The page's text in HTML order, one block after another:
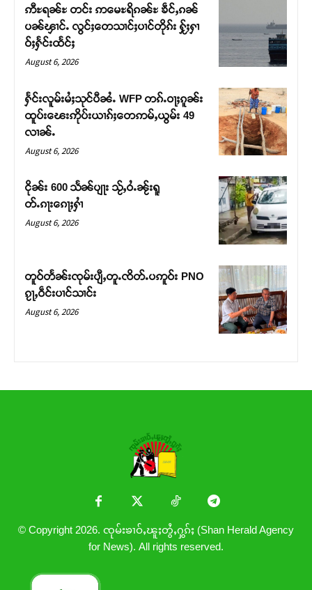
ဢီႊရၼ်ႊ တင်း ဢမေႊရိၵၼ်ႊ ၶဵင်ႇၵၼ်
ပၼ်ၾၢင်ႉ လွင်ႈတေသၢင်ႈပၢင်တိုၵ်း ႁႂ်ႈႁၢ
ဝ်ႈႁႅင်းထႅင်ႈ
August 6, 2026
ႁႅင်းလူမ်းမႆႈသုင်ပီၼႆႉ WFP တၵ်ႉဝႃႈၵူၼ်း
ထူပ်းၽေးဢိုပ်းယၢၵ်ႈတေဢမ်ႇယွမ်း 49
လၢၼ်ႉ
August 6, 2026
ငိုၼ်း 600 သႅၼ်ပျႃး သႂ်ႇဝႆႉၼႂ်းရူ
တ်ႉၵႃးၵေႃႈႁၢႆ
August 6, 2026
တူဝ်တႅၼ်းၸုမ်းပျီႇတူႉၸိတ်ႉပဢူဝ်း PNO
ၵႂႃႇဝဵင်းပၢင်သၢင်း
August 6, 2026
© Copyright 2026. ၸုမ်းၶၢဝ်ႇၽူႈတွႆႇႁွၵ်ႈ (Shan Herald Agency
for News). All rights reserved.